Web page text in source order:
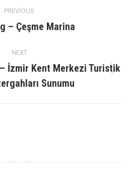
PREVIOUS
Previous
– Çeşme Marina
NEXT
Next
project:
İzmir Kent Merkezi Turistik
Sunumu